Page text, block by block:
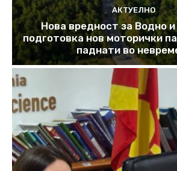
АКТУЕЛНО
Нова вредност за Водно и
подготовка нов моторички
паднати во